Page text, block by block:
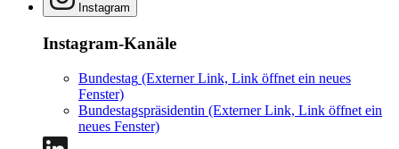
Instagram
Instagram-Kanäle
Bundestag (Externer Link, Link öffnet ein neues
Fenster)
Bundestagspräsidentin (Externer Link, Link öffnet ein
neues Fenster)